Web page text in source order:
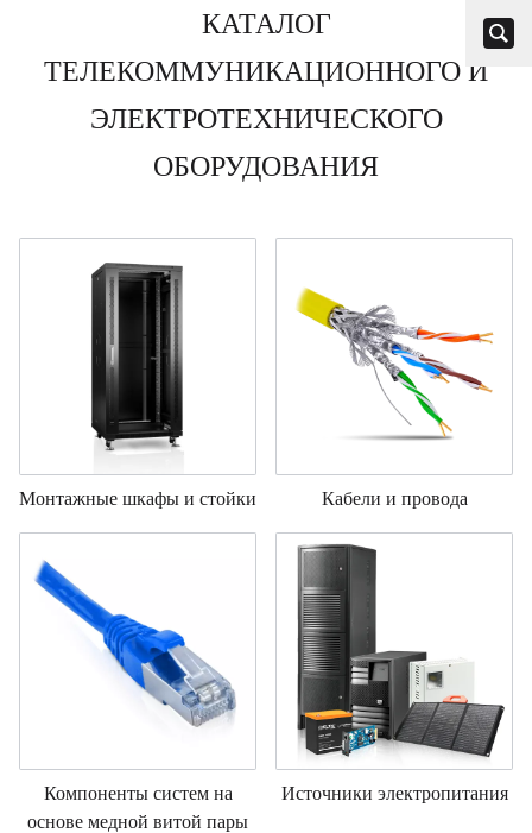
КАТАЛОГ
ТЕЛЕКОММУНИКАЦИОННОГО И
ЭЛЕКТРОТЕХНИЧЕСКОГО
ОБОРУДОВАНИЯ
Монтажные шкафы и стойки Кабели и провода
Компоненты систем на
основе медной витой пары
Источники электропитания